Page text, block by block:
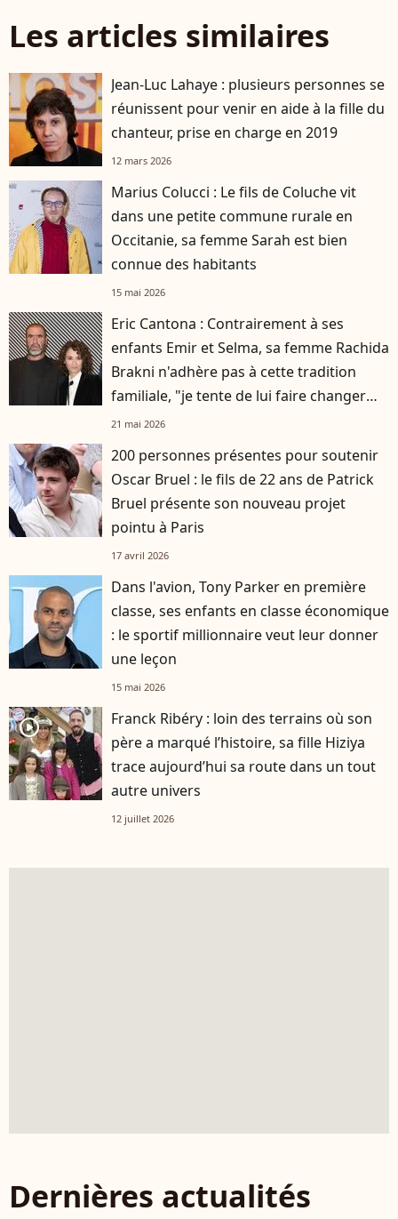
Les articles similaires
Jean-Luc Lahaye : plusieurs personnes se
réunissent pour venir en aide à la fille du
chanteur, prise en charge en 2019
12 mars 2026
Marius Colucci : Le fils de Coluche vit
dans une petite commune rurale en
Occitanie, sa femme Sarah est bien
connue des habitants
15 mai 2026
Eric Cantona : Contrairement à ses
enfants Emir et Selma, sa femme Rachida
Brakni n'adhère pas à cette tradition
familiale, "je tente de lui faire changer
d'avis"
21 mai 2026
200 personnes présentes pour soutenir
Oscar Bruel : le fils de 22 ans de Patrick
Bruel présente son nouveau projet
pointu à Paris
17 avril 2026
Dans l'avion, Tony Parker en première
classe, ses enfants en classe économique
: le sportif millionnaire veut leur donner
une leçon
15 mai 2026
player2
Franck Ribéry : loin des terrains où son
père a marqué l’histoire, sa fille Hiziya
trace aujourd’hui sa route dans un tout
autre univers
12 juillet 2026
Dernières actualités